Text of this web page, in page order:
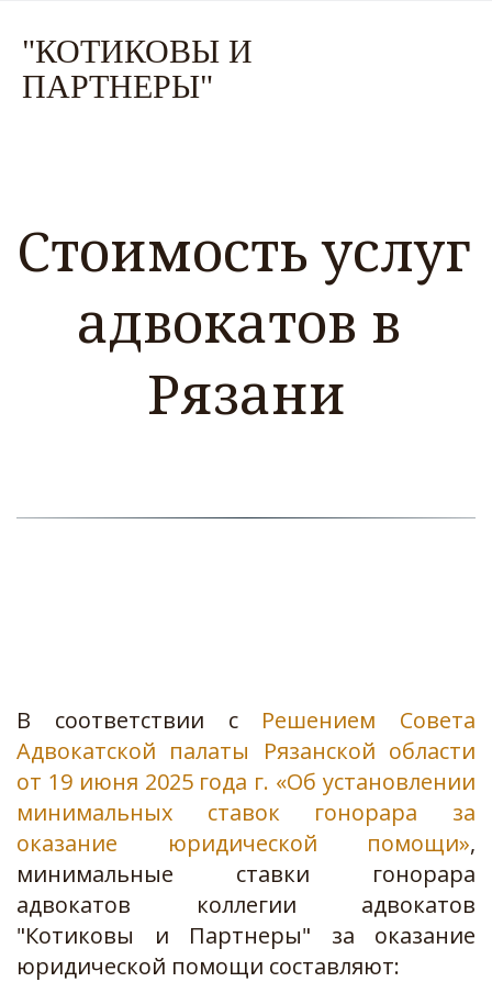
"КОТИКОВЫ И
ПАРТНЕРЫ"
Стоимость услуг
адвокатов в
Рязани
В соответствии с Решением Совета
Адвокатской палаты Рязанской области
от 19 июня 2025 года г. «Об установлении
минимальных ставок гонорара за
оказание юридической помощи»,
минимальные ставки гонорара
адвокатов коллегии адвокатов
"Котиковы и Партнеры" за оказание
юридической помощи составляют: